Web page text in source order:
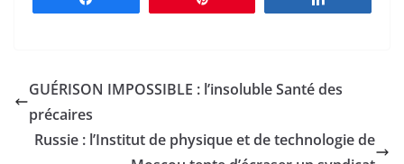
GUÉRISON IMPOSSIBLE : l’insoluble Santé des
précaires
Russie : l’Institut de physique et de technologie de